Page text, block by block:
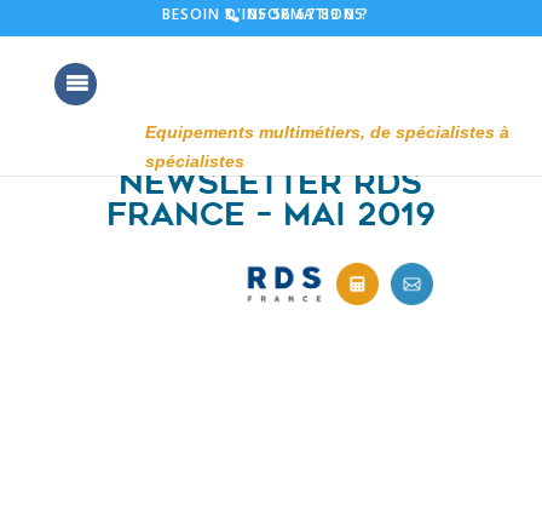
05 56 67 89 05
BESOIN D'INFORMATION ?
Newsletter RDS
France – Mai 2019